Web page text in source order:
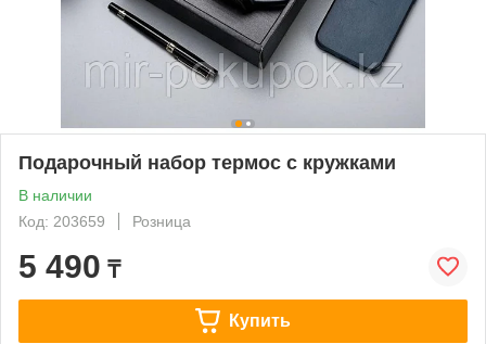
Подарочный набор термос с кружками
В наличии
Код: 203659
Розница
5 490 ₸
Купить